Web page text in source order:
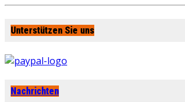
Unterstützen Sie uns
Nachrichten